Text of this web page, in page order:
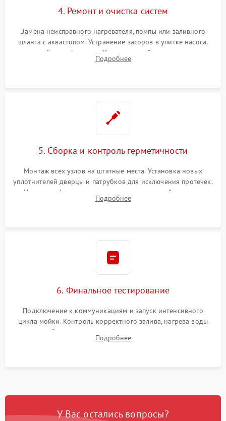
4. Ремонт и очистка систем
Замена неисправного нагревателя, помпы или заливного
шланга с аквастопом. Устранение засоров в улитке насоса,
патрубках и фильтрах. Компонентный ремонт платы
управления, восстановление поврежденной проводки.
Подробнее
5. Сборка и контроль герметичности
Монтаж всех узлов на штатные места. Установка новых
уплотнителей дверцы и патрубков для исключения протечек.
Надежная фиксация хомутов гидравлической системы,
сборка корпуса и установка датчика поплавка.
Подробнее
6. Финальное тестирование
Подключение к коммуникациям и запуск интенсивного
цикла мойки. Контроль корректного залива, нагрева воды
до нужной температуры, отсутствия посторонних шумов,
штатного слива и абсолютной сухости в поддоне.
Подробнее
У Вас остались вопросы?